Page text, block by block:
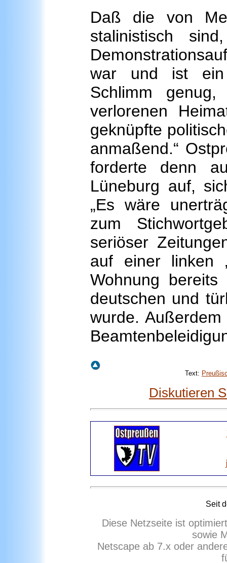
Daß die von
stalinistisch
war und ist ein
Schlimm
verlorenen
geknüpfte
anmaßend.“
forderte denn
Lüneburg auf,
„Es wäre
zum
seriöser
auf einer linken
Wohnung
deutschen und
wurde.
Text:
Diskutieren
Seit
Diese Netzseite ist
sowie
Netscape ab 7.x oder